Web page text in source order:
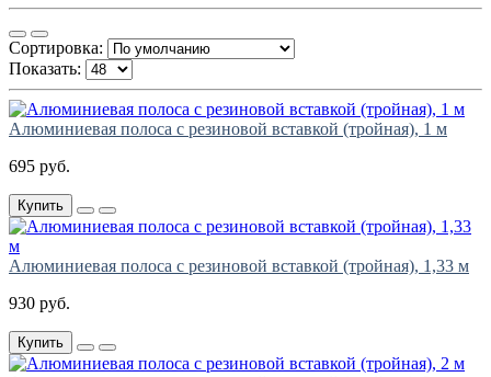
Сортировка:
Показать:
Алюминиевая полоса с резиновой вставкой (тройная), 1 м
695 руб.
Купить
Алюминиевая полоса с резиновой вставкой (тройная), 1,33 м
930 руб.
Купить